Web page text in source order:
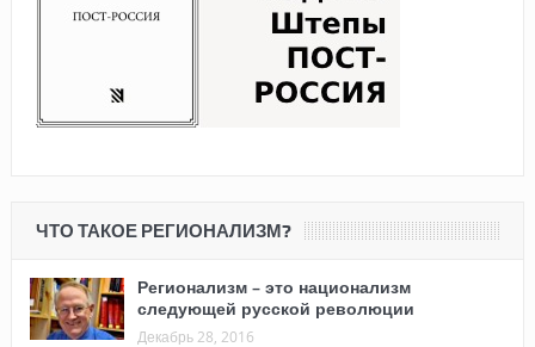
ЧТО ТАКОЕ РЕГИОНАЛИЗМ?
Регионализм – это национализм
следующей русской революции
Декабрь 28, 2016